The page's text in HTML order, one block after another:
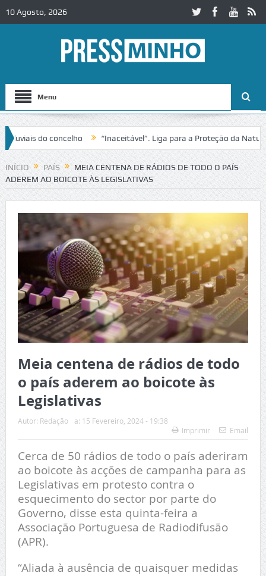
10 Agosto, 2026
Menu
do concelho “Inaceitável”. Liga para a Proteção da Natureza
no IC2 em Alcobaça Igreja do Castelo de Cerveira assegura
INÍCIO PAÍS
MEIA CENTENA DE RÁDIOS DE TODO O PAÍS
ADEREM AO BOICOTE ÀS LEGISLATIVAS
Meia centena de rádios de todo
o país aderem ao boicote às
Legislativas
Autor: Redação a: 15 Fevereiro, 2024 - 19:38
Imprimir
Email
Cerca de 50 rádios de todo o país aderiram
ao boicote às acções de campanha para as
Legislativas em protesto contra o
esquecimento do sector por parte do
Governo, disse esta quinta-feira a
Associação Portuguesa de Radiodifusão
(APR).
“Aliada à ausência de quaisquer medidas